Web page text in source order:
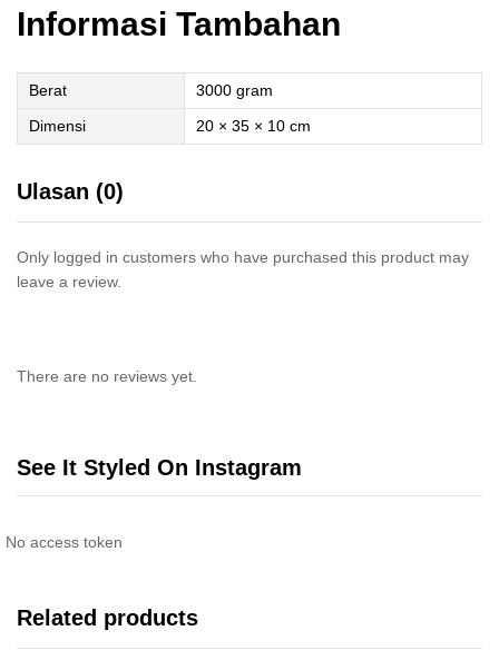
Informasi Tambahan
Berat
3000 gram
Dimensi
20 × 35 × 10 cm
Ulasan (0)
Only logged in customers who have purchased this product may
leave a review.
There are no reviews yet.
See It Styled On Instagram
No access token
Related products